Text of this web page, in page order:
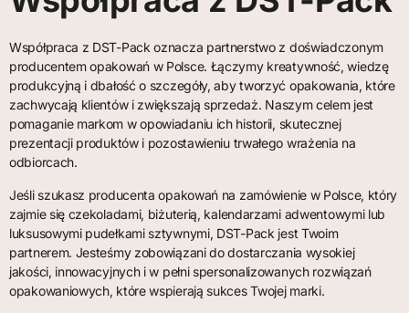
Współpraca z DST-Pack oznacza partnerstwo z doświadczonym
producentem opakowań w Polsce. Łączymy kreatywność, wiedzę
produkcyjną i dbałość o szczegóły, aby tworzyć opakowania, które
zachwycają klientów i zwiększają sprzedaż. Naszym celem jest
pomaganie markom w opowiadaniu ich historii, skutecznej
prezentacji produktów i pozostawieniu trwałego wrażenia na
odbiorcach.
Jeśli szukasz producenta opakowań na zamówienie w Polsce, który
zajmie się czekoladami, biżuterią, kalendarzami adwentowymi lub
luksusowymi pudełkami sztywnymi, DST-Pack jest Twoim
partnerem. Jesteśmy zobowiązani do dostarczania wysokiej
jakości, innowacyjnych i w pełni spersonalizowanych rozwiązań
opakowaniowych, które wspierają sukces Twojej marki.